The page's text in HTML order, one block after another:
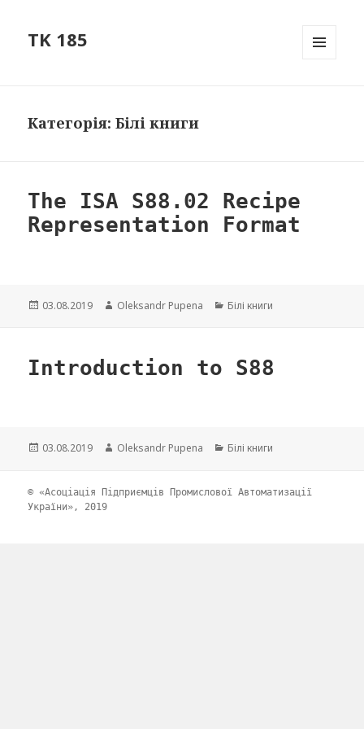
TK 185
Категорія: Білі книги
The ISA S88.02 Recipe
Representation Format
Опубліковано
03.08.2019 Автор
Oleksandr Pupena Категорії
Білі книги
Introduction to S88
Опубліковано
03.08.2019 Автор
Oleksandr Pupena Категорії
Білі книги
© «Асоціація Підприємців Промислової Автоматизації
України», 2019